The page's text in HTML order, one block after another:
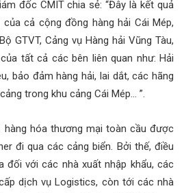
đốc CMIT chia sẻ: “Đây là kết quả
cả cộng đồng hàng hải Cái Mép,
GTVT, Cảng vụ Hàng hải Vũng Tàu,
tất cả các bên liên quan như: Hải
bảo đảm hàng hải, lai dắt, các hãng
trong khu cảng Cái Mép… ”.
hàng hóa thương mại toàn cầu được
đi qua các cảng biển. Bởi thế, điều
đối với các nhà xuất nhập khẩu, các
dịch vụ Logistics, còn tới các nhà